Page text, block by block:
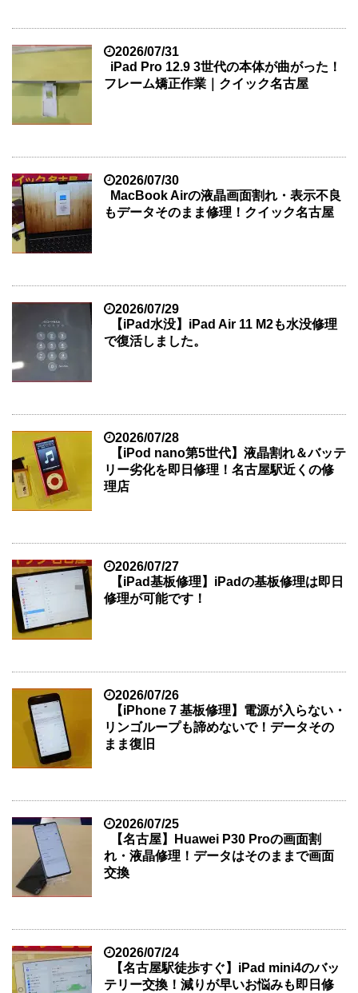
2026/07/31
iPad Pro 12.9 3世代の本体が曲がった！
フレーム矯正作業｜クイック名古屋
2026/07/30
MacBook Airの液晶画面割れ・表示不良
もデータそのまま修理！クイック名古屋
2026/07/29
【iPad水没】iPad Air 11 M2も水没修理
で復活しました。
2026/07/28
【iPod nano第5世代】液晶割れ＆バッテ
リー劣化を即日修理！名古屋駅近くの修
理店
2026/07/27
【iPad基板修理】iPadの基板修理は即日
修理が可能です！
2026/07/26
【iPhone 7 基板修理】電源が入らない・
リンゴループも諦めないで！データその
まま復旧
2026/07/25
【名古屋】Huawei P30 Proの画面割
れ・液晶修理！データはそのままで画面
交換
2026/07/24
【名古屋駅徒歩すぐ】iPad mini4のバッ
テリー交換！減りが早いお悩みも即日修